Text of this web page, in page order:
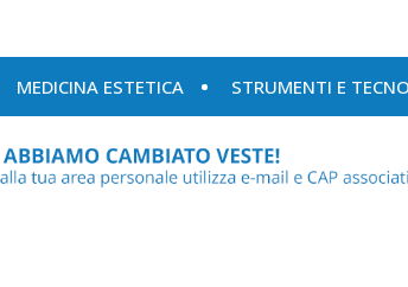
MEDICINA ESTETICA STRUMENTI E